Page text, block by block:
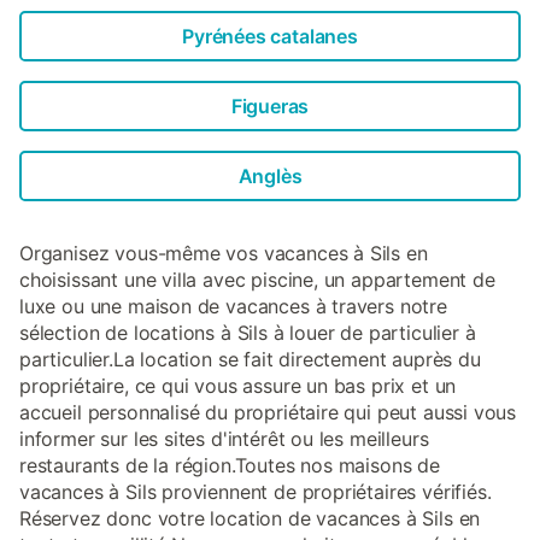
fantastique salle de jeux équipée d’un billard, d’une table
de ping-pong, d’un baby-foot et d’un panier de basket.
Cet espace est idéal pour des compéti...
Pyrénées catalanes
Figueras
Anglès
Organisez vous-même vos vacances à Sils en
choisissant une villa avec piscine, un appartement de
luxe ou une maison de vacances à travers notre
sélection de locations à Sils à louer de particulier à
particulier.La location se fait directement auprès du
propriétaire, ce qui vous assure un bas prix et un
accueil personnalisé du propriétaire qui peut aussi vous
informer sur les sites d'intérêt ou les meilleurs
restaurants de la région.Toutes nos maisons de
vacances à Sils proviennent de propriétaires vérifiés.
Réservez donc votre location de vacances à Sils en